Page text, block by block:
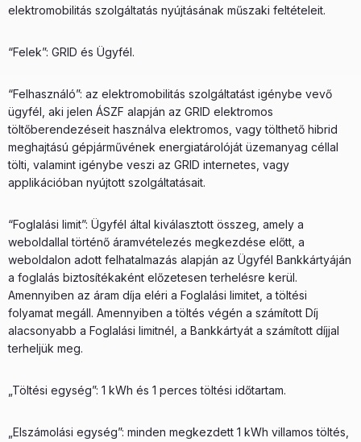
elektromobilitás szolgáltatás nyújtásának műszaki feltételeit.
“Felek”: GRID és Ügyfél.
“Felhasználó”: az elektromobilitás szolgáltatást igénybe vevő
ügyfél, aki jelen ÁSZF alapján az GRID elektromos
töltőberendezéseit használva elektromos, vagy tölthető hibrid
meghajtású gépjárművének energiatárolóját üzemanyag céllal
tölti, valamint igénybe veszi az GRID internetes, vagy
applikációban nyújtott szolgáltatásait.
“Foglalási limit”: Ügyfél által kiválasztott összeg, amely a
weboldallal történő áramvételezés megkezdése előtt, a
weboldalon adott felhatalmazás alapján az Ügyfél Bankkártyáján
a foglalás biztosítékaként előzetesen terhelésre kerül.
Amennyiben az áram díja eléri a Foglalási limitet, a töltési
folyamat megáll. Amennyiben a töltés végén a számított Díj
alacsonyabb a Foglalási limitnél, a Bankkártyát a számított díjjal
terheljük meg.
„Töltési egység”: 1 kWh és 1 perces töltési időtartam.
„Elszámolási egység”: minden megkezdett 1 kWh villamos töltés,